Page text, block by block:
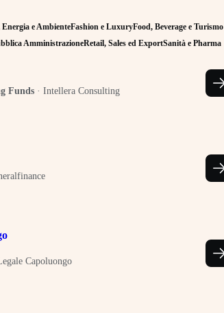
e AmbienteFashion e LuxuryFood, Beverage e Turismo
AmministrazioneRetail, Sales ed ExportSanità e Pharma
Funds · Intellera Consulting
Capoluongo